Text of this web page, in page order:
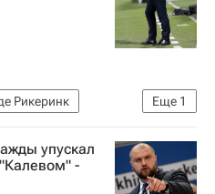
Еще 1
Рикеринк
упускал
-